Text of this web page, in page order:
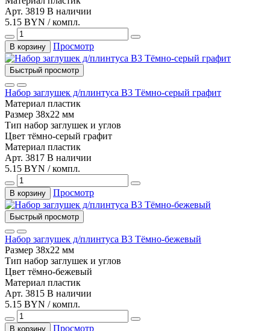
Арт. 3819 В наличии
5.15 BYN / компл.
В корзину Просмотр
Быстрый просмотр
Набор заглушек д/плинтуса В3 Тёмно-серый графит
Материал пластик
Размер 38х22 мм
Тип набор заглушек и углов
Цвет тёмно-серый графит
Материал пластик
Арт. 3817 В наличии
5.15 BYN / компл.
В корзину Просмотр
Быстрый просмотр
Набор заглушек д/плинтуса В3 Тёмно-бежевый
Размер 38х22 мм
Тип набор заглушек и углов
Цвет тёмно-бежевый
Материал пластик
Арт. 3815 В наличии
5.15 BYN / компл.
В корзину Просмотр